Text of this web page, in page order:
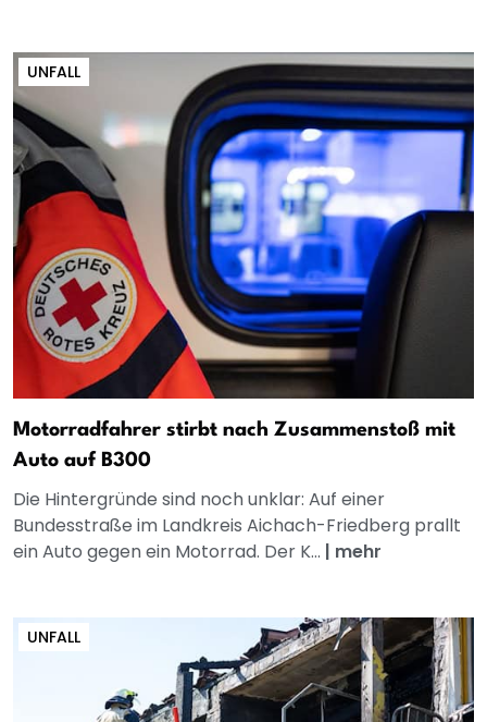
UNFALL
Motorradfahrer stirbt nach Zusammenstoß mit
Auto auf B300
Die Hintergründe sind noch unklar: Auf einer
Bundesstraße im Landkreis Aichach-Friedberg prallt
ein Auto gegen ein Motorrad. Der K... | mehr
UNFALL